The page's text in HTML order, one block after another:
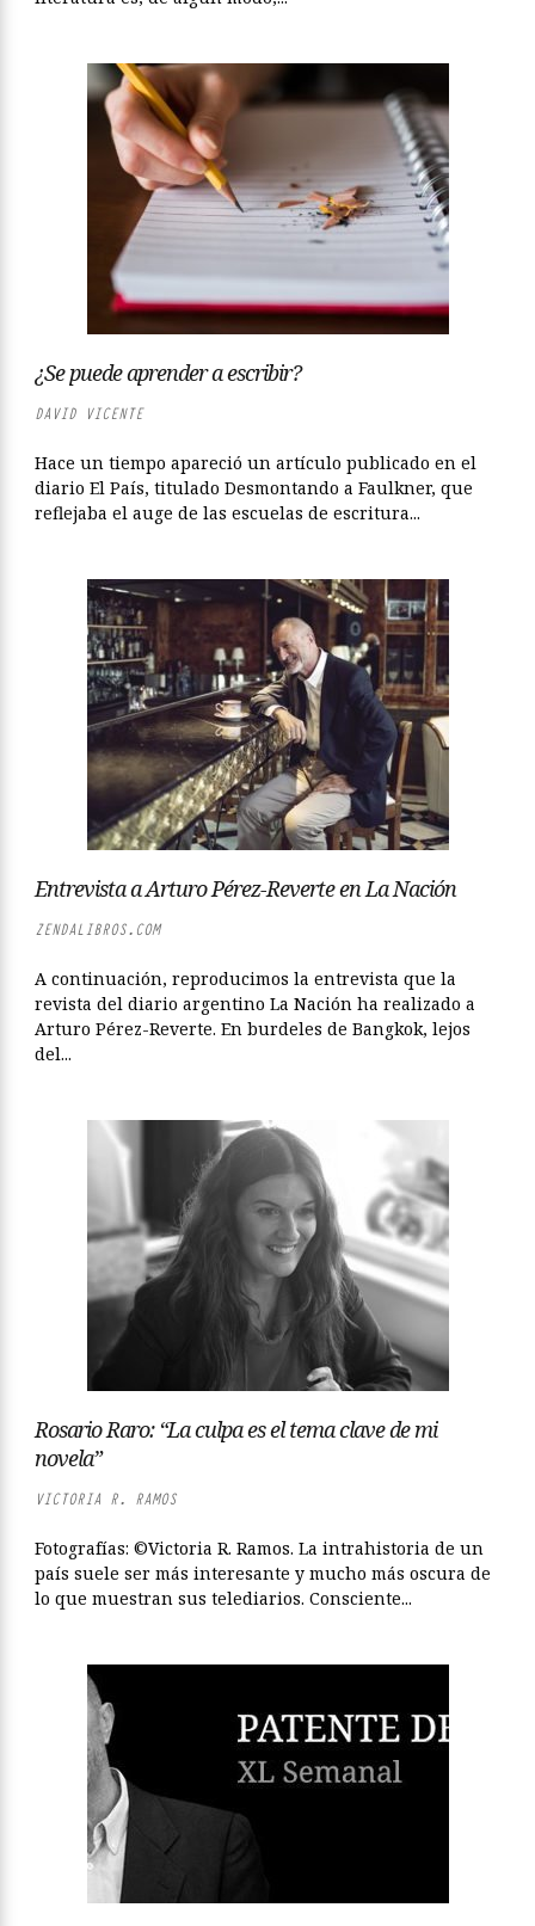
¿Se puede aprender a escribir?
DAVID VICENTE
Hace un tiempo apareció un artículo publicado en el
diario El País, titulado Desmontando a Faulkner, que
reflejaba el auge de las escuelas de escritura...
Entrevista a Arturo Pérez-Reverte en La Nación
ZENDALIBROS.COM
A continuación, reproducimos la entrevista que la
revista del diario argentino La Nación ha realizado a
Arturo Pérez-Reverte. En burdeles de Bangkok, lejos
del...
Rosario Raro: “La culpa es el tema clave de mi
novela”
VICTORIA R. RAMOS
Fotografías: ©Victoria R. Ramos. La intrahistoria de un
país suele ser más interesante y mucho más oscura de
lo que muestran sus telediarios. Consciente...